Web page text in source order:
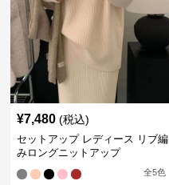
¥7,480 (税込)
セットアップ レディース リブ編
みロングニットアップ
全5色